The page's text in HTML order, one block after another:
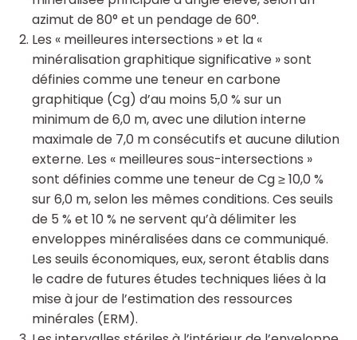
azimut de 80° et un pendage de 60°.
Les « meilleures intersections » et la «
minéralisation graphitique significative » sont
définies comme une teneur en carbone
graphitique (Cg) d’au moins 5,0 % sur un
minimum de 6,0 m, avec une dilution interne
maximale de 7,0 m consécutifs et aucune dilution
externe. Les « meilleures sous-intersections »
sont définies comme une teneur de Cg ≥ 10,0 %
sur 6,0 m, selon les mêmes conditions. Ces seuils
de 5 % et 10 % ne servent qu’à délimiter les
enveloppes minéralisées dans ce communiqué.
Les seuils économiques, eux, seront établis dans
le cadre de futures études techniques liées à la
mise à jour de l’estimation des ressources
minérales (ERM).